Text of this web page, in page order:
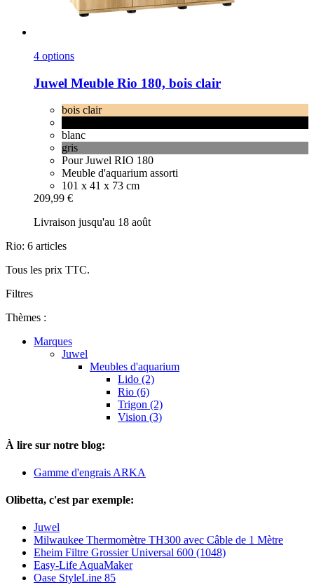
4 options
Juwel Meuble Rio 180, bois clair
bois clair
blanc
gris
Pour Juwel RIO 180
Meuble d'aquarium assorti
101 x 41 x 73 cm
209,99 €
Livraison jusqu'au 18 août
Rio: 6 articles
Tous les prix TTC.
Filtres
Thèmes :
Marques
Juwel
Meubles d'aquarium
Lido (2)
Rio (6)
Trigon (2)
Vision (3)
À lire sur notre blog:
Gamme d'engrais ARKA
Olibetta, c'est par exemple:
Juwel
Milwaukee Thermomètre TH300 avec Câble de 1 Mètre
Eheim Filtre Grossier Universal 600 (1048)
Easy-Life AquaMaker
Oase StyleLine 85